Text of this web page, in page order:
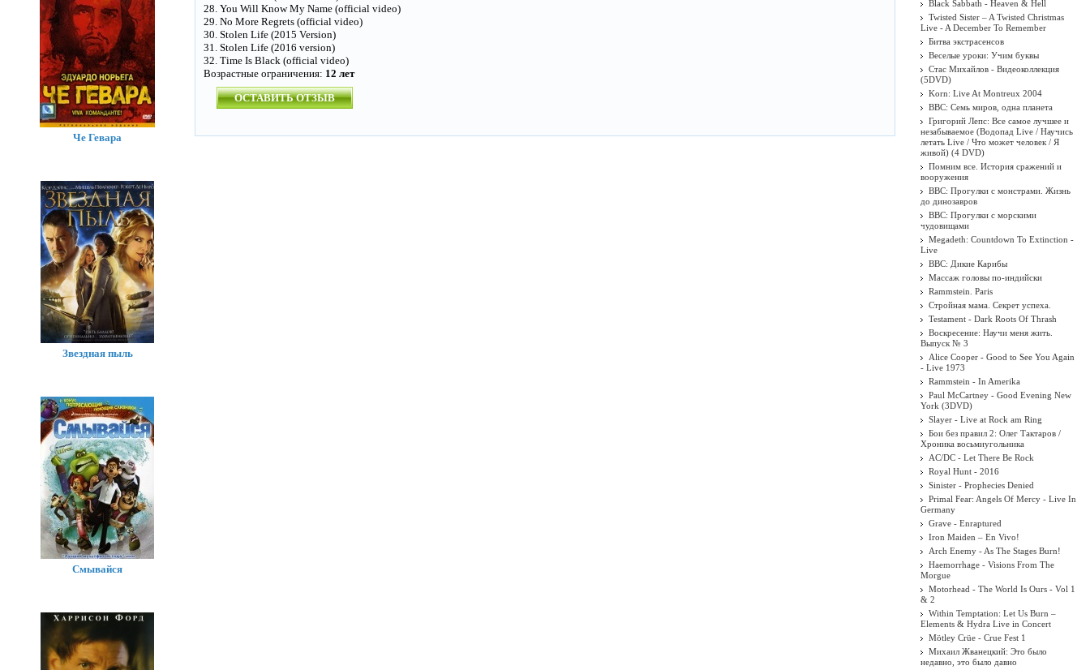
28. You Will Know My Name (official video)
29. No More Regrets (official video)
30. Stolen Life (2015 Version)
31. Stolen Life (2016 version)
32. Time Is Black (official video)
Возрастные ограничения: 12 лет
ОСТАВИТЬ ОТЗЫВ
Че Гевара
Звездная пыль
Смывайся
Black Sabbath - Heaven & Hell
Twisted Sister ‎– A Twisted Christmas
Live - A December To Remember
Битва экстрасенсов
Веселые уроки: Учим буквы
Стас Михайлов - Видеоколлекция
(5DVD)
Korn: Live At Montreux 2004
BBC: Семь миров, одна планета
Григорий Лепс: Все самое лучшее и
незабываемое (Водопад Live / Научись
летать Live / Что может человек / Я
живой) (4 DVD)
Помним все. История сражений и
вооружения
BBC: Прогулки с монстрами. Жизнь
до динозавров
BBC: Прогулки с морскими
чудовищами
Megadeth: Countdown To Extinction -
Live
BBC: Дикие Карибы
Массаж головы по-индийски
Rammstein. Paris
Стройная мама. Секрет успеха.
Testament - Dark Roots Of Thrash
Воскресение: Научи меня жить.
Выпуск № 3
Alice Cooper - Good to See You Again
- Live 1973
Rammstein - In Amerika
Paul McCartney - Good Evening New
York (3DVD)
Slayer - Live at Rock am Ring
Бои без правил 2: Олег Тактаров /
Хроника восьмиугольника
AC/DC - Let There Be Rock
Royal Hunt - 2016
Sinister - Prophecies Denied
Primal Fear: Angels Of Mercy - Live In
Germany
Grave - Enraptured
Iron Maiden ‎– En Vivo!
Arch Enemy - As The Stages Burn!
Haemorrhage - Visions From The
Morgue
Motorhead - The World Is Ours - Vol 1
& 2
Within Temptation: Let Us Burn –
Elements & Hydra Live in Concert
Mötley Crüe - Crue Fest 1
Михаил Жванецкий: Это было
недавно, это было давно